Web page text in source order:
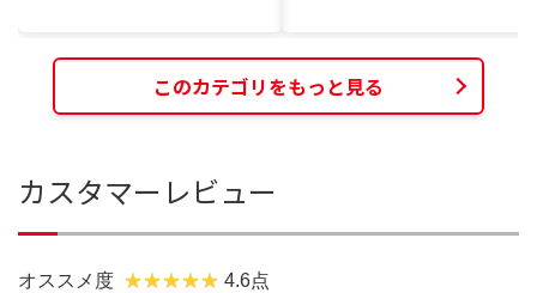
このカテゴリをもっと見る
カスタマーレビュー
オススメ度 4.6点